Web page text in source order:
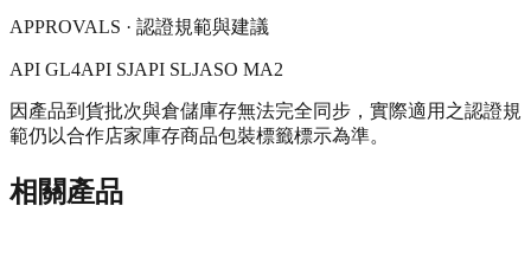
APPROVALS · 認證規範與建議
API GL4API SJAPI SLJASO MA2
因產品到貨批次與倉儲庫存無法完全同步，實際適用之認證規
範仍以合作店家庫存商品包裝標籤標示為準。
相關產品